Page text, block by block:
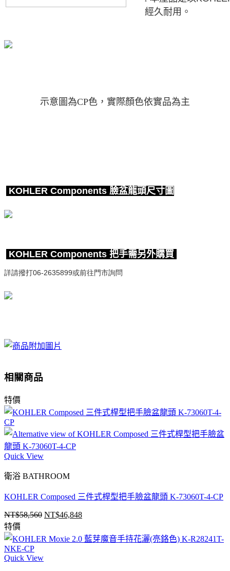
經久耐用。
示意圖為CP色，實際顏色依實品為主
KOHLER Components 臉盆龍頭尺寸圖
KOHLER Components 把手需另外購買
詳請撥打06-2635899或前往門市詢問
相關商品
特價
Quick View
衛浴 BATHROOM
KOHLER Composed 三件式桿型把手臉盆龍頭 K-73060T-4-CP
NT$58,560 原
價
NT$46,848目
價
特價
Quick View